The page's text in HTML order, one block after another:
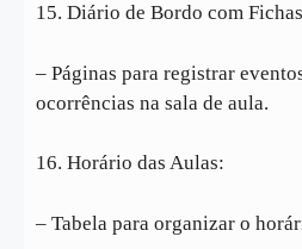
15. Diário de Bordo com
– Páginas para registrar
ocorrências na sala de aula.
16. Horário das Aulas:
– Tabela para organizar o